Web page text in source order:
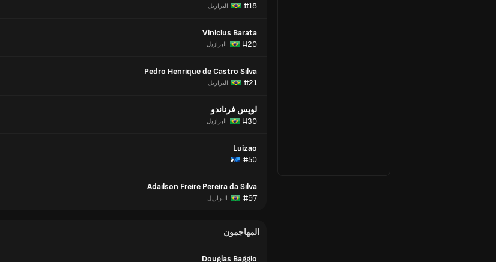
#18
البرازيل
Vinicius Barata
#20
البرازيل
Pedro Henrique de Castro Silva
#21
البرازيل
لويس فرناندو
#30
البرازيل
Luizao
#50
Adailson Freire Pereira da Silva
#97
البرازيل
المهاجمون
Douglas Baggio